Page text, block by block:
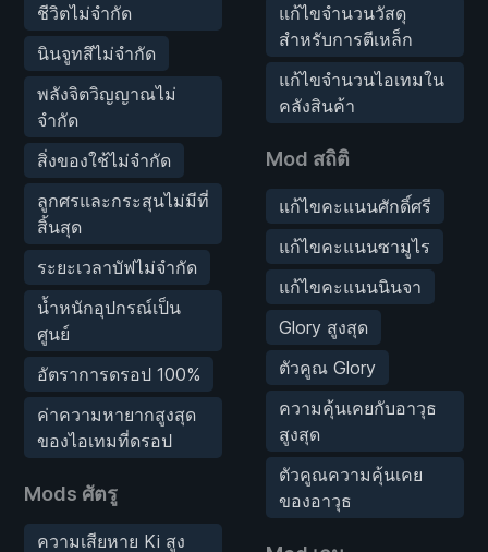
ชีวิตไม่จำกัด
นินจูทสึไม่จำกัด
พลังจิตวิญญาณไม่
จำกัด
สิ่งของใช้ไม่จำกัด
ลูกศรและกระสุนไม่มีที่
สิ้นสุด
ระยะเวลาบัฟไม่จำกัด
น้ำหนักอุปกรณ์เป็น
ศูนย์
อัตราการดรอป 100%
ค่าความหายากสูงสุด
ของไอเทมที่ดรอป
Mods ศัตรู
ความเสียหาย Ki สูง
แก้ไขจำนวนวัสดุ
สำหรับการตีเหล็ก
แก้ไขจำนวนไอเทมใน
คลังสินค้า
Mod สถิติ
แก้ไขคะแนนศักดิ์ศรี
แก้ไขคะแนนซามูไร
แก้ไขคะแนนนินจา
Glory สูงสุด
ตัวคูณ Glory
ความคุ้นเคยกับอาวุธ
สูงสุด
ตัวคูณความคุ้นเคย
ของอาวุธ